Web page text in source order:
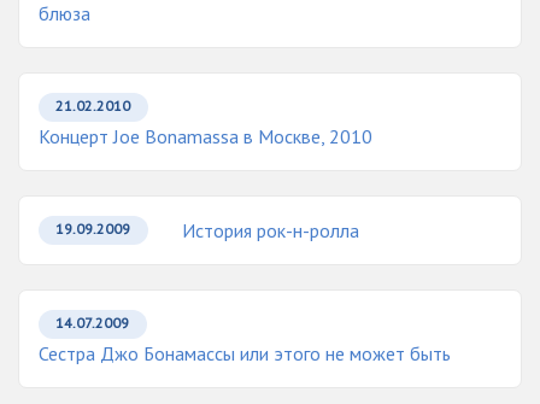
блюза
21.02.2010
Концерт Joe Bonamassa в Москве, 2010
19.09.2009 История рок-н-ролла
14.07.2009
Сестра Джо Бонамассы или этого не может быть